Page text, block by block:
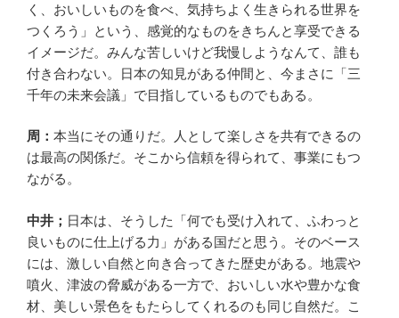
く、おいしいものを食べ、気持ちよく生きられる世界を
つくろう」という、感覚的なものをきちんと享受できる
イメージだ。みんな苦しいけど我慢しようなんて、誰も
付き合わない。日本の知見がある仲間と、今まさに「三
千年の未来会議」で目指しているものでもある。
周： 本当にその通りだ。人として楽しさを共有できるの
は最高の関係だ。そこから信頼を得られて、事業にもつ
ながる。
中井； 日本は、そうした「何でも受け入れて、ふわっと
良いものに仕上げる力」がある国だと思う。そのベース
には、激しい自然と向き合ってきた歴史がある。地震や
噴火、津波の脅威がある一方で、おいしい水や豊かな食
材、美しい景色をもたらしてくれるのも同じ自然だ。こ